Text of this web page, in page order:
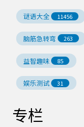
谜语大全 11456
脑筋急转弯 263
益智趣味 85
娱乐测试 31
专栏